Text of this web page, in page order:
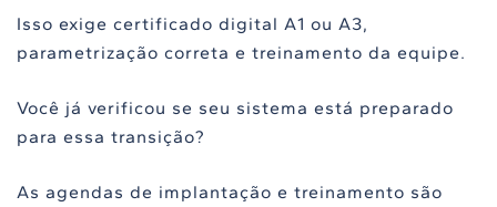
Isso exige certificado digital A1 ou A3,
parametrização correta e treinamento da equipe.
Você já verificou se seu sistema está preparado
para essa transição?
As agendas de implantação e treinamento são